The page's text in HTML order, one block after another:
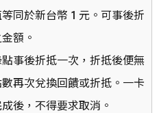
同於新台幣 1 元。可事後折
額。
事後折抵一次，折抵後便無
再次兌換回饋或折抵。一卡
後，不得要求取消。